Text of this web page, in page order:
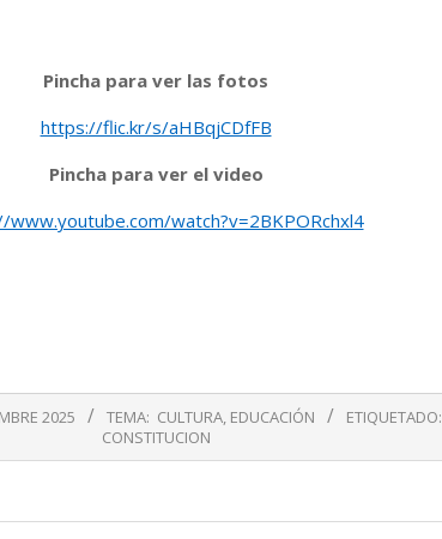
Pincha para ver las fotos
https://flic.kr/s/aHBqjCDfFB
Pincha para ver el video
watch?v=2BKPORchxl4
2025 TEMA: CULTURA, EDUCACIÓN ETIQUETADO:
CONSTITUCION